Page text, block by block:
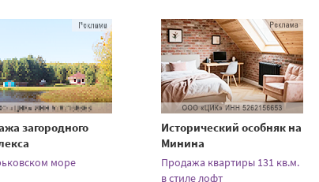
загородного
море
Исторический особняк на
Минина
Продажа квартиры 131 кв.м.
в стиле лофт